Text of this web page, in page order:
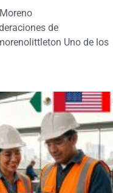
de
Uno de los